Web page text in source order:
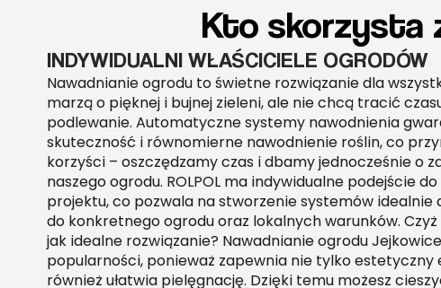
Kto skorzysta
INDYWIDUALNI WŁAŚCICIELE OGRODÓW
Nawadnianie ogrodu to świetne rozwiązanie dla
marzą o pięknej i bujnej zieleni, ale nie chcą tracić
podlewanie. Automatyczne systemy nawodnienia
skuteczność i równomierne nawodnienie roślin, co
korzyści – oszczędzamy czas i dbamy jednocześnie o
naszego ogrodu. ROLPOL ma indywidualne podejście
projektu, co pozwala na stworzenie systemów idealnie
do konkretnego ogrodu oraz lokalnych warunków.
jak idealne rozwiązanie? Nawadnianie ogrodu
popularności, ponieważ zapewnia nie tylko estetyczny
również ułatwia pielęgnację. Dzięki temu możesz